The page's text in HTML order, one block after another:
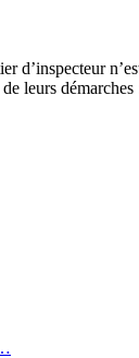
d’inspecteur
leurs